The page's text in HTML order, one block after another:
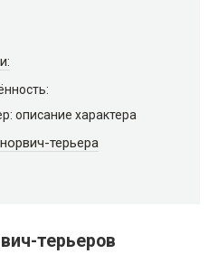
описание характера
терьера
терьеров